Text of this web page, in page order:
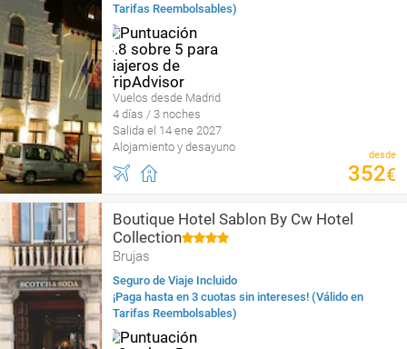
Tarifas Reembolsables)
Vuelos desde Madrid
4 días / 3 noches
Salida el 14 ene 2027
Alojamiento y desayuno
desde
352€
Boutique Hotel Sablon By Cw Hotel
Collection
Brujas
Seguro de Viaje Incluido
¡Paga hasta en 3 cuotas sin intereses! (Válido en
Tarifas Reembolsables)